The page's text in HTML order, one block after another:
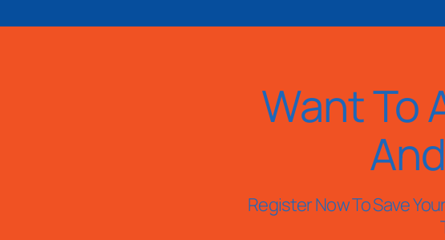
Want To
Register Now To Save